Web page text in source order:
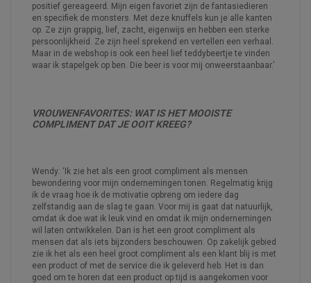
positief gereageerd. Mijn eigen favoriet zijn de fantasiedieren
en specifiek de monsters. Met deze knuffels kun je alle kanten
op. Ze zijn grappig, lief, zacht, eigenwijs en hebben een sterke
persoonlijkheid. Ze zijn heel sprekend en vertellen een verhaal.
Maar in de webshop is ook een heel lief teddybeertje te vinden
waar ik stapelgek op ben. Die beer is voor mij onweerstaanbaar.’
VROUWENFAVORITES: WAT IS HET MOOISTE
COMPLIMENT DAT JE OOIT KREEG?
Wendy: ‘Ik zie het als een groot compliment als mensen
bewondering voor mijn ondernemingen tonen. Regelmatig krijg
ik de vraag hoe ik de motivatie opbreng om iedere dag
zelfstandig aan de slag te gaan. Voor mij is gaat dat natuurlijk,
omdat ik doe wat ik leuk vind en omdat ik mijn ondernemingen
wil laten ontwikkelen. Dan is het een groot compliment als
mensen dat als iets bijzonders beschouwen. Op zakelijk gebied
zie ik het als een heel groot compliment als een klant blij is met
een product of met de service die ik geleverd heb. Het is dan
goed om te horen dat een product op tijd is aangekomen voor